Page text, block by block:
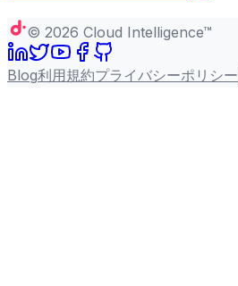
© 2026 Cloud Intelligence™
Blog利用規約プライバシーポリシー